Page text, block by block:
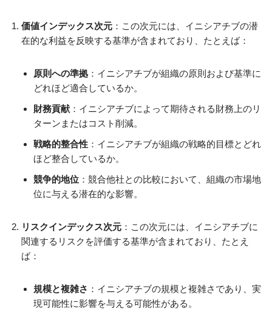
価値インデックス次元 ：この次元には、イニシアチブの潜
在的な利益を反映する基準が含まれており、たとえば：
原則への準拠 ：イニシアチブが組織の原則および基準に
どれほど適合しているか。
財務貢献 ：イニシアチブによって期待される財務上のリ
ターンまたはコスト削減。
戦略的整合性 ：イニシアチブが組織の戦略的目標とどれ
ほど整合しているか。
競争的地位 ：競合他社との比較において、組織の市場地
位に与える潜在的な影響。
リスクインデックス次元 ：この次元には、イニシアチブに
関連するリスクを評価する基準が含まれており、たとえ
ば：
規模と複雑さ ：イニシアチブの規模と複雑さであり、実
現可能性に影響を与える可能性がある。